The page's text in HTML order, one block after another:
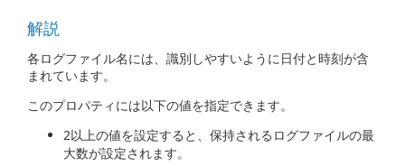
解説
各ログファイル名には、識別しやすいように日付と時刻が含
まれています。
このプロパティには以下の値を指定できます。
2以上の値を設定すると、保持されるログファイルの最
大数が設定されます。